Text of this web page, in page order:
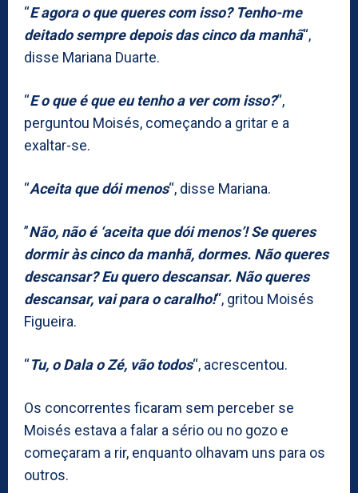
“E agora o que queres com isso? Tenho-me
deitado sempre depois das cinco da manhã“,
disse Mariana Duarte.
“E o que é que eu tenho a ver com isso?“,
perguntou Moisés, começando a gritar e a
exaltar-se.
“Aceita que dói menos“, disse Mariana.
”Não, não é ‘aceita que dói menos’! Se queres
dormir às cinco da manhã, dormes. Não queres
descansar? Eu quero descansar. Não queres
descansar, vai para o caralho!“, gritou Moisés
Figueira.
“Tu, o Dala o Zé, vão todos“, acrescentou.
Os concorrentes ficaram sem perceber se
Moisés estava a falar a sério ou no gozo e
começaram a rir, enquanto olhavam uns para os
outros.